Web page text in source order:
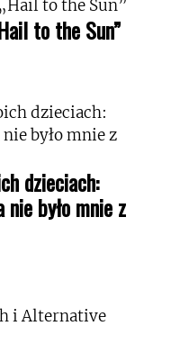
to the Sun”
dzieciach:
nie było mnie z